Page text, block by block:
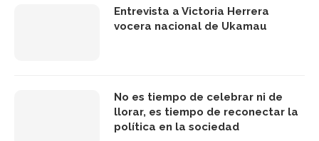
Entrevista a Victoria Herrera
vocera nacional de Ukamau
No es tiempo de celebrar ni de
llorar, es tiempo de reconectar la
política en la sociedad